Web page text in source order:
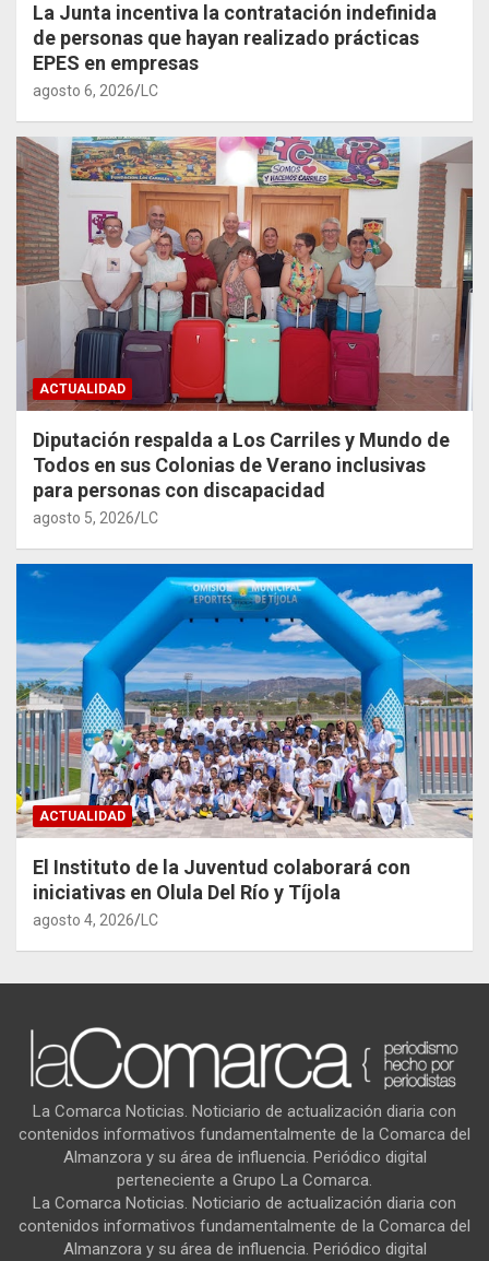
La Junta incentiva la contratación indefinida
de personas que hayan realizado prácticas
EPES en empresas
agosto 6, 2026 LC
ACTUALIDAD
Diputación respalda a Los Carriles y Mundo de
Todos en sus Colonias de Verano inclusivas
para personas con discapacidad
agosto 5, 2026 LC
ACTUALIDAD
El Instituto de la Juventud colaborará con
iniciativas en Olula Del Río y Tíjola
agosto 4, 2026 LC
La Comarca Noticias. Noticiario de actualización diaria con
contenidos informativos fundamentalmente de la Comarca del
Almanzora y su área de influencia. Periódico digital
perteneciente a Grupo La Comarca.
La Comarca Noticias. Noticiario de actualización diaria con
contenidos informativos fundamentalmente de la Comarca del
Almanzora y su área de influencia. Periódico digital